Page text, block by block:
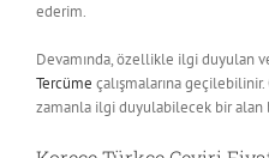
ederim.
Devamında, özellikle ilgi duyulan
Tercüme çalışmalarına
zamanla ilgi duyulabilecek bir